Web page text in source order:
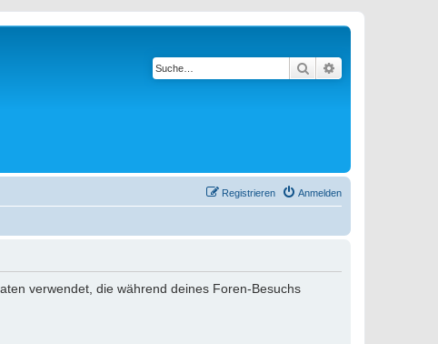
Suche
Anmelden
Registrieren
verwendet, die während deines Foren-Besuchs